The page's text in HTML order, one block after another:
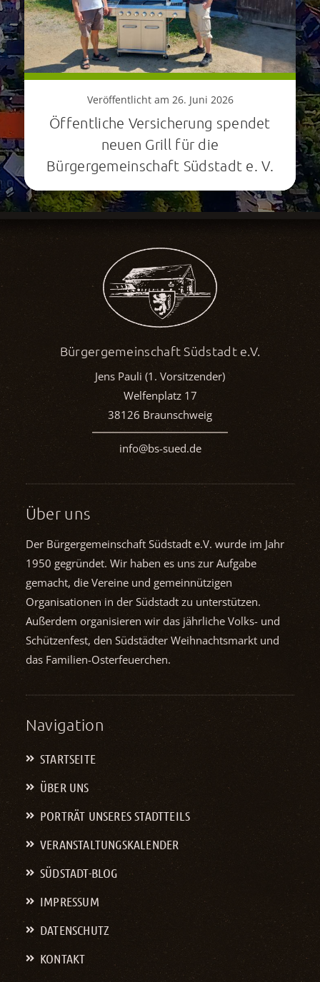
Veröffentlicht am 26. Juni 2026
Öffentliche Versicherung spendet
neuen Grill für die
Bürgergemeinschaft Südstadt e. V.
Bürgergemeinschaft Südstadt e.V.
Jens Pauli (1. Vorsitzender)
Welfenplatz 17
38126 Braunschweig
info@bs-sued.de
Über uns
Der Bürgergemeinschaft Südstadt e.V. wurde im Jahr
1950 gegründet. Wir haben es uns zur Aufgabe
gemacht, die Vereine und gemein­nützigen
Organisationen in der Südstadt zu unterstützen.
Außerdem organisieren wir das jährliche Volks- und
Schützenfest, den Südstädter Weihnachts­markt und
das Familien-Osterfeuerchen.
Navigation
STARTSEITE
ÜBER UNS
PORTRÄT UNSERES STADTTEILS
VERANSTALTUNGS­KALENDER
SÜDSTADT-BLOG
IMPRESSUM
DATENSCHUTZ
KONTAKT